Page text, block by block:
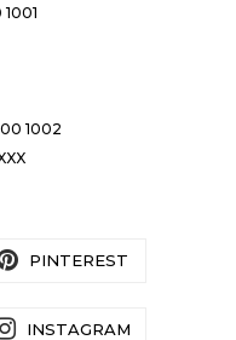
1002
PINTEREST
INSTAGRAM